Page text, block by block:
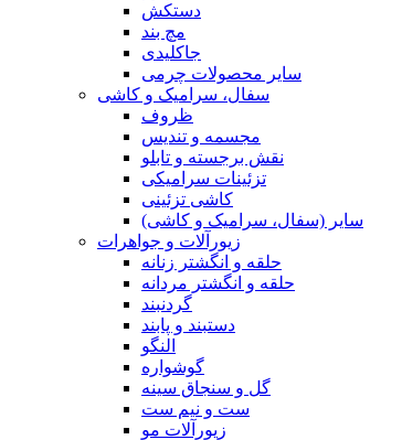
دستکش
مچ بند
جاکلیدی
سایر محصولات چرمی
سفال، سرامیک و کاشی
ظروف
مجسمه و تندیس
نقش برجسته و تابلو
تزئینات سرامیکی
کاشی تزئینی
سایر (سفال، سرامیک و کاشی)
زیورآلات و جواهرات
حلقه و انگشتر زنانه
حلقه و انگشتر مردانه
گردنبند
دستبند و پابند
النگو
گوشواره
گل و سنجاق سینه
ست و نیم ست
زیورآلات مو